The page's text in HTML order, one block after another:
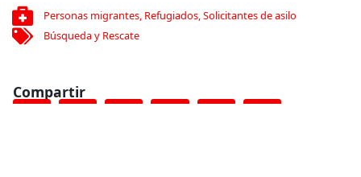
Personas migrantes, Refugiados,Solicitantes de asilo
Búsqueda y Rescate
Compartir